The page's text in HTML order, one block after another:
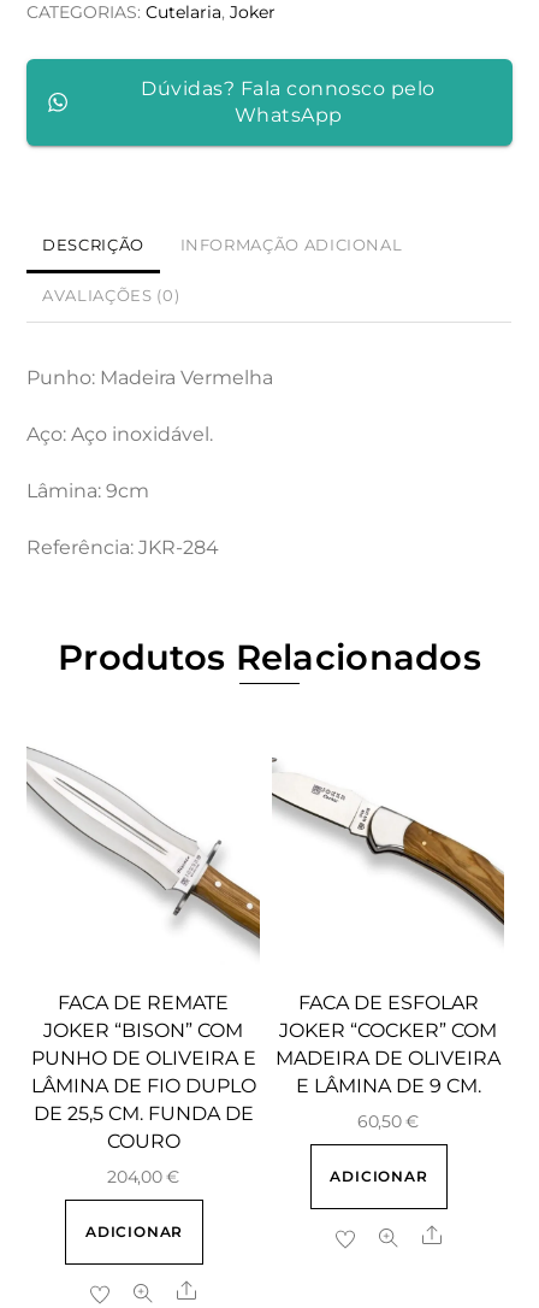
EM
MADEIRA
E
LÂMINA
9
CATEGORIAS:Cutelaria,Joker
Dúvidas? Fala connosco pelo
WhatsApp
DESCRIÇÃO INFORMAÇÃO ADICIONAL
AVALIAÇÕES (0)
Punho: Madeira Vermelha
Aço: Aço inoxidável.
Lâmina: 9cm
Referência: JKR-284
Produtos Relacionados
FACA DE REMATE
JOKER “BISON” COM
PUNHO DE OLIVEIRA E
LÂMINA DE FIO DUPLO
DE 25,5 CM. FUNDA DE
COURO
204,00€
ADICIONAR
Share
FACA DE ESFOLAR
JOKER “COCKER” COM
MADEIRA DE OLIVEIRA
E LÂMINA DE 9 CM.
60,50€
ADICIONAR
Share